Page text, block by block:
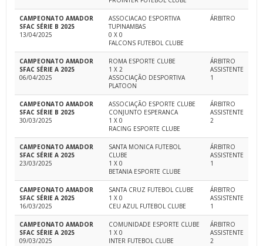
CAMPEONATO AMADOR
SFAC SÉRIE B 2025
13/04/2025
ASSOCIACAO ESPORTIVA
TUPINAMBAS
0 X 0
FALCONS FUTEBOL CLUBE
ÁRBITRO
CAMPEONATO AMADOR
SFAC SÉRIE A 2025
06/04/2025
ROMA ESPORTE CLUBE
1 X 2
ASSOCIAÇÃO DESPORTIVA
PLATOON
ÁRBITRO
ASSISTENTE
1
CAMPEONATO AMADOR
SFAC SÉRIE B 2025
30/03/2025
ASSOCIAÇÃO ESPORTE CLUBE
CONJUNTO ESPERANCA
1 X 0
RACING ESPORTE CLUBE
ÁRBITRO
ASSISTENTE
2
CAMPEONATO AMADOR
SFAC SÉRIE A 2025
23/03/2025
SANTA MONICA FUTEBOL
CLUBE
1 X 0
BETANIA ESPORTE CLUBE
ÁRBITRO
ASSISTENTE
1
CAMPEONATO AMADOR
SFAC SÉRIE A 2025
16/03/2025
SANTA CRUZ FUTEBOL CLUBE
1 X 0
CEU AZUL FUTEBOL CLUBE
ÁRBITRO
ASSISTENTE
1
CAMPEONATO AMADOR
SFAC SÉRIE A 2025
09/03/2025
COMUNIDADE ESPORTE CLUBE
1 X 0
INTER FUTEBOL CLUBE
ÁRBITRO
ASSISTENTE
2